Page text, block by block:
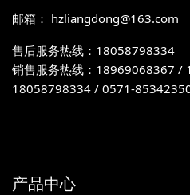
邮箱： hzliangdong@163.com
售后服务热线：18058798334
销售服务热线：18969068367 /
18058798334 / 0571-
产品中心